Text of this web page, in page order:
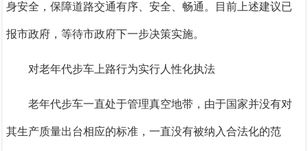
身安全，保障道路交通有序、安全、畅通。目前上述建议已
报市政府，等待市政府下一步决策实施。
对老年代步车上路行为实行人性化执法
老年代步车一直处于管理真空地带，由于国家并没有对
其生产质量出台相应的标准，一直没有被纳入合法化的范